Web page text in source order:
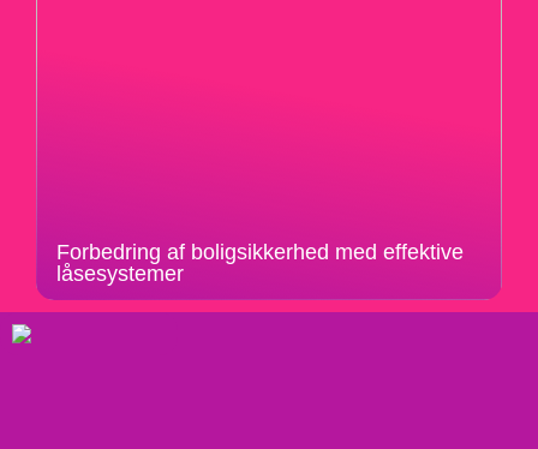
Forbedring af boligsikkerhed med effektive
låsesystemer